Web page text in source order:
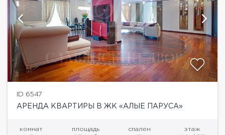
ID 6547
АРЕНДА КВАРТИРЫ В ЖК «АЛЫЕ ПАРУСА»
комнат площадь спален этаж